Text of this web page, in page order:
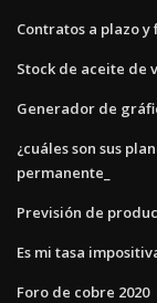
Contratos a plazo
Stock de aceite de
Generador de
¿cuáles son sus
permanente_
Previsión de
Es mi tasa
Foro de cobre 2020